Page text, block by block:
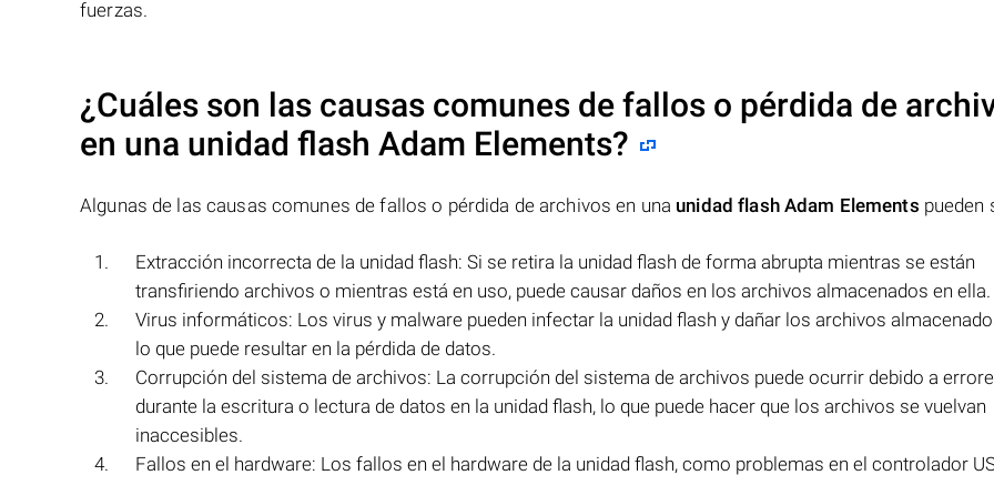
fuerzas.
¿Cuáles son las causas comunes de fallos o pérdida de
en una unidad flash Adam Elements?
Algunas de las causas comunes de fallos o pérdida de archivos en una unidad flash Adam Elements pueden
Extracción incorrecta de la unidad flash: Si se retira la unidad flash de forma abrupta mientras se están
transfiriendo archivos o mientras está en uso, puede causar daños en los archivos almacenados en ella.
Virus informáticos: Los virus y malware pueden infectar la unidad flash y dañar los archivos
lo que puede resultar en la pérdida de datos.
Corrupción del sistema de archivos: La corrupción del sistema de archivos puede ocurrir debido a
durante la escritura o lectura de datos en la unidad flash, lo que puede hacer que los archivos se vuelvan
inaccesibles.
Fallos en el hardware: Los fallos en el hardware de la unidad flash, como problemas en el controlador